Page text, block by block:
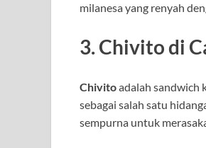
milanesa yang renyah
3.Chivito di
Chivitoadalah sandwich
sebagai salah satu
sempurna untuk